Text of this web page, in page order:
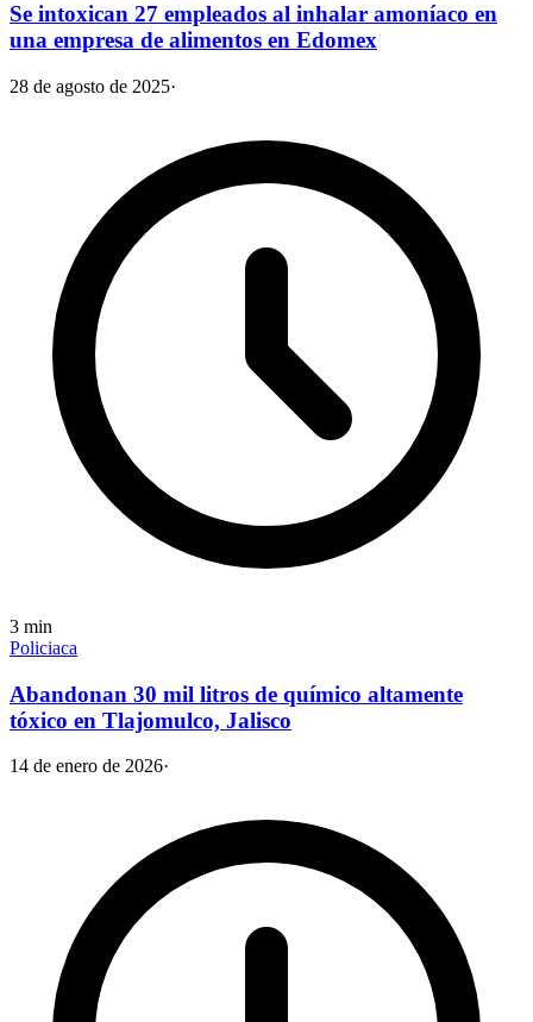
Se intoxican 27 empleados al inhalar amoníaco en
una empresa de alimentos en Edomex
28 de agosto de 2025·
3 min
Policiaca
Abandonan 30 mil litros de químico altamente
tóxico en Tlajomulco, Jalisco
14 de enero de 2026·